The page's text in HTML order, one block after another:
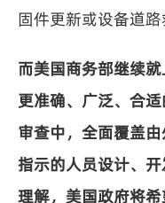
固件更新或设备道
而美国商务部继续
更准确、广泛、合
审查中，全面覆盖
指示的人员设计、
理解，美国政府将